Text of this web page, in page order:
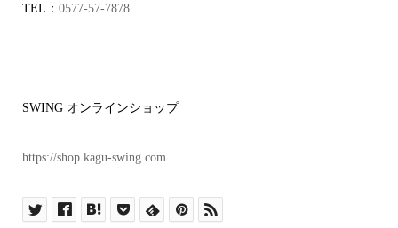
TEL： 0577-57-7878
SWING オンラインショップ
https://shop.kagu-swing.com